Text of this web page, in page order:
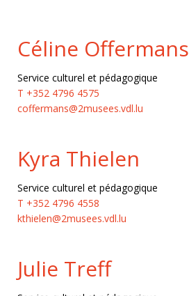
Céline Offermans
Service culturel et pédagogique
T +352 4796 4575
coffermans@2musees.vdl.lu
Kyra Thielen
Service culturel et pédagogique
T +352 4796 4558
kthielen@2musees.vdl.lu
Julie Treff